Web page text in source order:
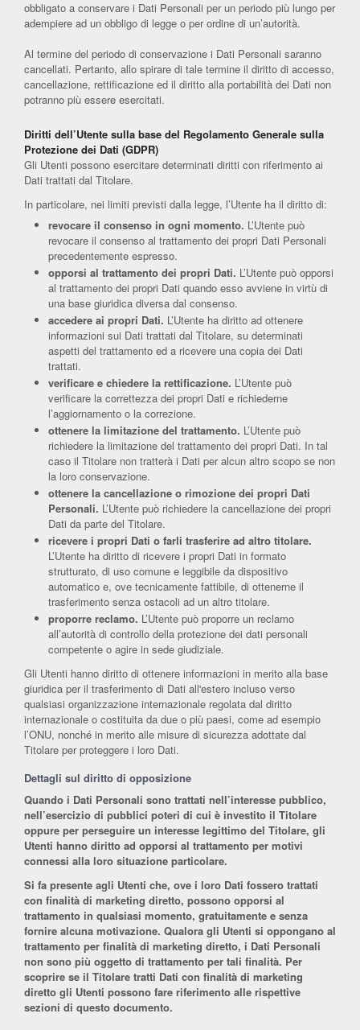
obbligato a conservare i Dati Personali per un periodo più lungo per
adempiere ad un obbligo di legge o per ordine di un’autorità.
Al termine del periodo di conservazione i Dati Personali saranno
cancellati. Pertanto, allo spirare di tale termine il diritto di accesso,
cancellazione, rettificazione ed il diritto alla portabilità dei Dati non
potranno più essere esercitati.
Diritti dell’Utente sulla base del Regolamento Generale sulla
Protezione dei Dati (GDPR)
Gli Utenti possono esercitare determinati diritti con riferimento ai
Dati trattati dal Titolare.
In particolare, nei limiti previsti dalla legge, l’Utente ha il diritto di:
revocare il consenso in ogni momento. L’Utente può
revocare il consenso al trattamento dei propri Dati Personali
precedentemente espresso.
opporsi al trattamento dei propri Dati. L’Utente può opporsi
al trattamento dei propri Dati quando esso avviene in virtù di
una base giuridica diversa dal consenso.
accedere ai propri Dati. L’Utente ha diritto ad ottenere
informazioni sui Dati trattati dal Titolare, su determinati
aspetti del trattamento ed a ricevere una copia dei Dati
trattati.
verificare e chiedere la rettificazione. L’Utente può
verificare la correttezza dei propri Dati e richiederne
l’aggiornamento o la correzione.
ottenere la limitazione del trattamento. L’Utente può
richiedere la limitazione del trattamento dei propri Dati. In tal
caso il Titolare non tratterà i Dati per alcun altro scopo se non
la loro conservazione.
ottenere la cancellazione o rimozione dei propri Dati
Personali. L’Utente può richiedere la cancellazione dei propri
Dati da parte del Titolare.
ricevere i propri Dati o farli trasferire ad altro titolare.
L’Utente ha diritto di ricevere i propri Dati in formato
strutturato, di uso comune e leggibile da dispositivo
automatico e, ove tecnicamente fattibile, di ottenerne il
trasferimento senza ostacoli ad un altro titolare.
proporre reclamo. L’Utente può proporre un reclamo
all’autorità di controllo della protezione dei dati personali
competente o agire in sede giudiziale.
Gli Utenti hanno diritto di ottenere informazioni in merito alla base
giuridica per il trasferimento di Dati all'estero incluso verso
qualsiasi organizzazione internazionale regolata dal diritto
internazionale o costituita da due o più paesi, come ad esempio
l’ONU, nonché in merito alle misure di sicurezza adottate dal
Titolare per proteggere i loro Dati.
Dettagli sul diritto di opposizione
Quando i Dati Personali sono trattati nell’interesse pubblico,
nell’esercizio di pubblici poteri di cui è investito il Titolare
oppure per perseguire un interesse legittimo del Titolare, gli
Utenti hanno diritto ad opporsi al trattamento per motivi
connessi alla loro situazione particolare.
Si fa presente agli Utenti che, ove i loro Dati fossero trattati
con finalità di marketing diretto, possono opporsi al
trattamento in qualsiasi momento, gratuitamente e senza
fornire alcuna motivazione. Qualora gli Utenti si oppongano al
trattamento per finalità di marketing diretto, i Dati Personali
non sono più oggetto di trattamento per tali finalità. Per
scoprire se il Titolare tratti Dati con finalità di marketing
diretto gli Utenti possono fare riferimento alle rispettive
sezioni di questo documento.